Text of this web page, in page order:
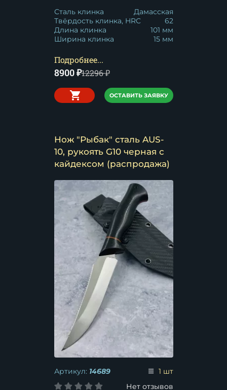
Сталь клинка
Дамасская
Твёрдость клинка, HRC
62
Длина клинка
101 мм
Ширина клинка
15 мм
Подробнее...
8900₽12296₽
ОСТАВИТЬ ЗАЯВКУ
Нож "Рыбак" сталь AUS-
10, рукоять G10 черная с
кайдексом (распродажа)
Артикул: 14689
1 шт
Нет отзывов